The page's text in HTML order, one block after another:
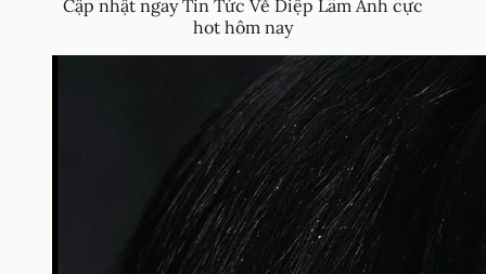
Cập nhật ngay Tin Tức Về Diệp Lâm Anh cực
hot hôm nay